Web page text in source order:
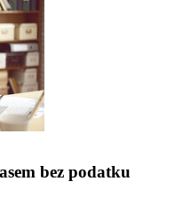
bez podatku